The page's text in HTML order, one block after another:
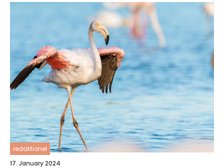
redaktionel
17. January 2024